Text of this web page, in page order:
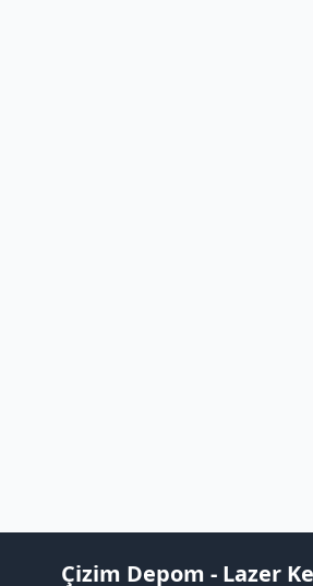
Çizim Depom - Lazer